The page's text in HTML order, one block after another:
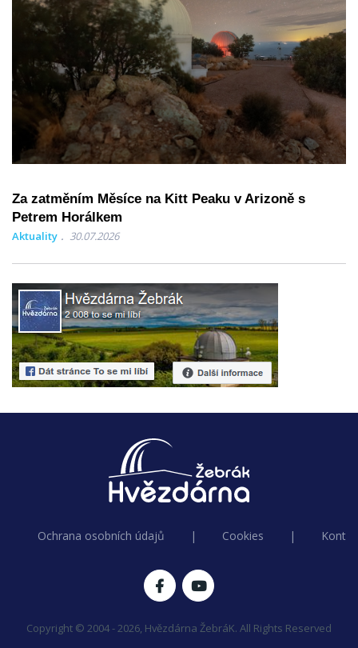
Za zatměním Měsíce na Kitt Peaku v Arizoně s
Petrem Horálkem
Aktuality 30.07.2026
Ochrana osobních údajů | Cookies |
Copyright © 2004 - 2026, Hvězdárna ŽebráK. All Rights Reserved